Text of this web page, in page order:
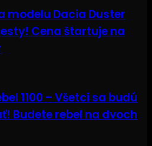
modelu Dacia Duster
Cena štartuje na
1100 – Všetci sa budú
Budete rebel na dvoch